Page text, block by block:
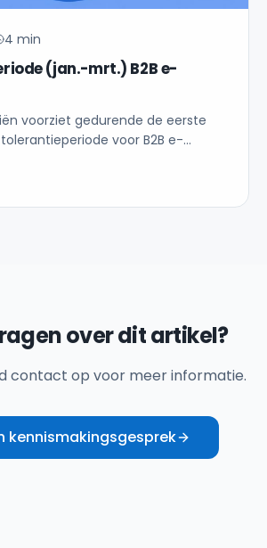
4 min
(jan.-mrt.) B2B e-
voorziet gedurende de eerste
voor B2B e-
over dit artikel?
contact op voor meer informatie.
kennismakingsgesprek